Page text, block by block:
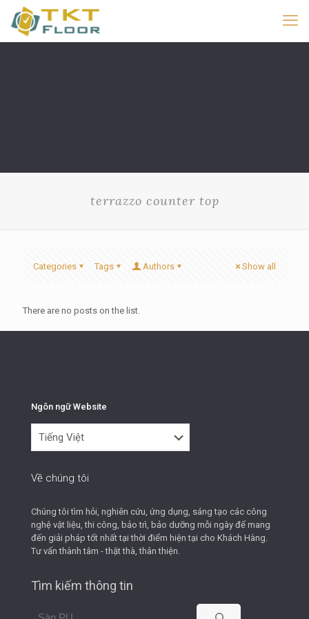
terrazzo counter top
Categories Tags Authors Show all
There are no posts on the list.
Ngôn ngữ Website
Ngôn
ngữ
Về chúng tôi
Chúng tôi tìm hỏi, nghiên cứu, ứng dụng, sáng tạo các công
nghệ vật liệu, thi công, bảo trì, bảo dưỡng mỗi ngày để mang
đến giải pháp tốt nhất tại thời điểm hiện tại cho Khách Hàng.
Tư vấn thành tâm - thật thà, thân thiện.
Tìm kiếm thông tin